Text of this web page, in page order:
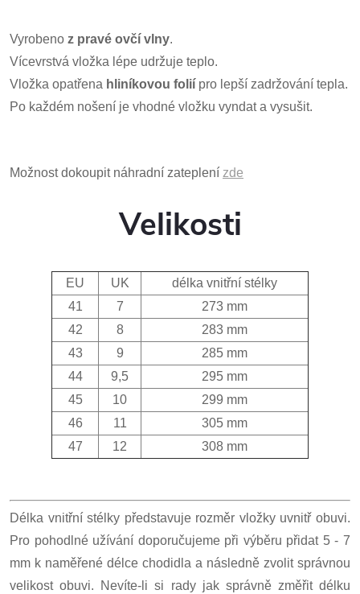
Vyrobeno z pravé ovčí vlny.
Vícevrstvá vložka lépe udržuje teplo.
Vložka opatřena hliníkovou folií pro lepší zadržování tepla.
Po každém nošení je vhodné vložku vyndat a vysušit.
Možnost dokoupit náhradní zateplení zde
Velikosti
EU UK
délka vnitřní stélky
41
7
273 mm
42
8
283 mm
43
9
285 mm
44
9,5
295 mm
45
10
299 mm
46
11
305 mm
47
12 308 mm
Délka vnitřní stélky představuje rozměr vložky uvnitř obuvi.
Pro pohodlné užívání doporučujeme při výběru přidat 5 - 7
mm k naměřené délce chodidla a následně zvolit správnou
velikost obuvi. Nevíte-li si rady jak správně změřit délku